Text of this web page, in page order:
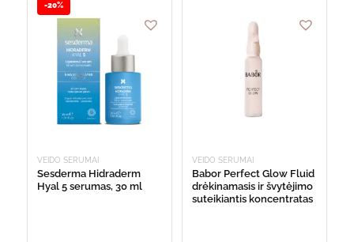
-20%
VEIDO SERUMAI
Sesderma Hidraderm
Hyal 5 serumas, 30 ml
VEIDO SERUMAI
Babor Perfect Glow Fluid
drėkinamasis ir švytėjimo
suteikiantis koncentratas